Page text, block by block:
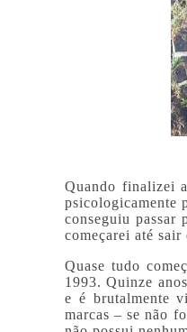
Quando finalizei
psicologicamente
conseguiu passar
começarei até sair
Quase tudo
1993. Quinze
e é brutalmente
marcas – se não